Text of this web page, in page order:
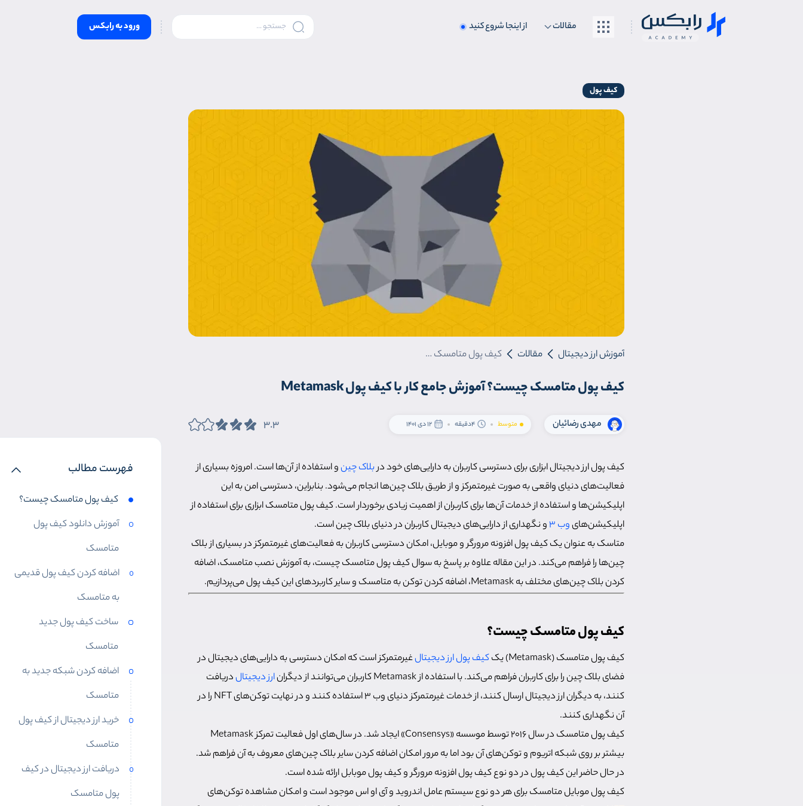
مقالات از اینجا شروع کنید ورود به رابکس
کیف پول
آموزش ارز دیجیتال مقالات کیف پول متامسک چیست؟ آموزش جامع کار با کیف پول Metamask
کیف پول متامسک چیست؟ آموزش جامع کار با کیف پول Metamask
مهدی رضائیان متوسط 4دقیقه 12 دی 1401 3.3
فهرست مطالب
کیف پول متامسک چیست؟
آموزش دانلود کیف پول
متامسک
اضافه کردن کیف پول قدیمی
به متامسک
ساخت کیف پول جدید
متامسک
اضافه کردن شبکه جدید به
متامسک
خرید ارز دیجیتال از کیف پول
متامسک
دریافت ارز دیجیتال در کیف
پول متامسک
کیف پول ارز دیجیتال ابزاری برای دسترسی کاربران به دارایی‌های خود دربلاک چینو استفاده از آن‌ها است. امروزه بسیاری از
فعالیت‌های دنیای واقعی به صورت غیرمتمرکز و از طریق بلاک چین‌ها انجام می‌شود. بنابراین، دسترسی امن به این
اپلیکیشن‌ها و استفاده از خدمات آن‌ها برای کاربران از اهمیت زیادی برخوردار است. کیف پول متامسک ابزاری برای استفاده از
اپلیکیشن‌هایوب 3
و نگهداری از دارایی‌های دیجیتال کاربران در دنیای بلاک چین است.
متاسک به عنوان یک کیف پول افزونه مرورگر و موبایل، امکان دسترسی کاربران به فعالیت‌های غیرمتمرکز در بسیاری از بلاک
چین‌ها را فراهم می‌کند. در این مقاله علاوه بر پاسخ به سوال کیف پول متامسک چیست، به آموزش نصب متامسک، اضافه
کردن بلاک چین‌های مختلف به Metamask، اضافه کردن توکن به متامسک و سایر کاربردهای این کیف پول می‌پردازیم.
کیف پول متامسک چیست؟
کیف پول متامسک (Metamask) یک کیف پول ارز دیجیتالغیرمتمرکز است که امکان دسترسی به دارایی‌های دیجیتال در
فضای بلاک چین را برای کاربران فراهم می‌کند. با استفاده از Metamask کاربران می‌توانند از دیگران
ارز دیجیتالدریافت
کنند، به دیگران ارز دیجیتال ارسال کنند، از خدمات غیرمتمرکز دنیای وب 3 استفاده کنند و در نهایت توکن‌های NFT را در
آن نگهداری کنند.
کیف پول متامسک در سال 2016 توسط موسسه «Consensys» ایجاد شد. در سال‌های اول فعالیت تمرکز Metamask
بیشتر بر روی شبکه اتریوم و توکن‌های آن بود اما به مرور امکان اضافه کردن سایر بلاک چین‌های معروف به آن فراهم شد.
در حال حاضر این کیف پول در دو نوع کیف پول افزونه مرورگر و کیف پول موبابل ارائه شده است.
کیف پول موبایل متامسک برای هر دو نوع سیستم عامل اندروید و آی او اس موجود است و امکان مشاهده توکن‌های